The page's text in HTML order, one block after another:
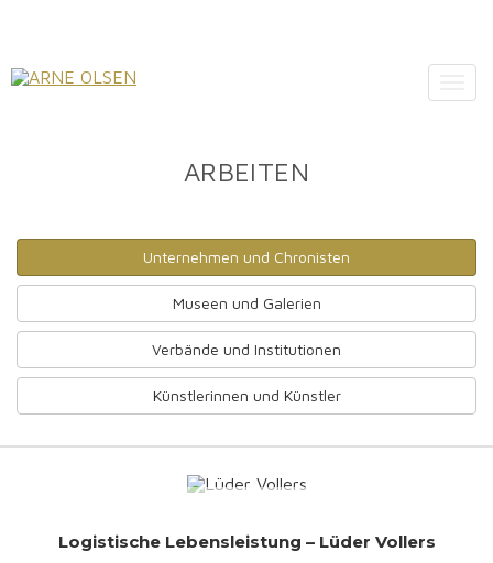
ARBEITEN
Unternehmen und Chronisten
Museen und Galerien
Verbände und Institutionen
Künstlerinnen und Künstler
Logistische Lebensleistung – Lüder Vollers